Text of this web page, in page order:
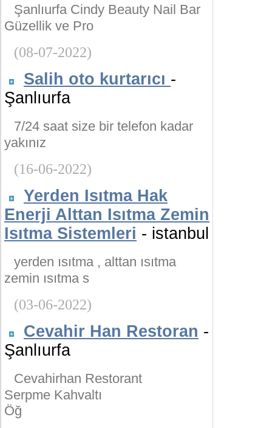
Şanlıurfa Cindy Beauty Nail Bar
Güzellik ve Pro
(08-07-2022)
Salih oto kurtarıcı -
Şanlıurfa
7/24 saat size bir telefon kadar
yakınız
(16-06-2022)
Yerden Isıtma Hak
Enerji Alttan Isıtma Zemin
Isıtma Sistemleri - istanbul
yerden ısıtma , alttan ısıtma
zemin ısıtma s
(03-06-2022)
Cevahir Han Restoran -
Şanlıurfa
Cevahirhan Restorant
Serpme Kahvaltı
Öğ